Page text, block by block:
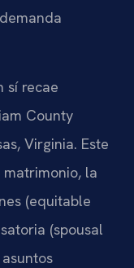
sí recae
County
Virginia. Este
la
(equitable
(spousal